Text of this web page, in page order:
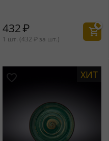
432₽
1 шт. (432 ₽ за шт.)
ХИТ